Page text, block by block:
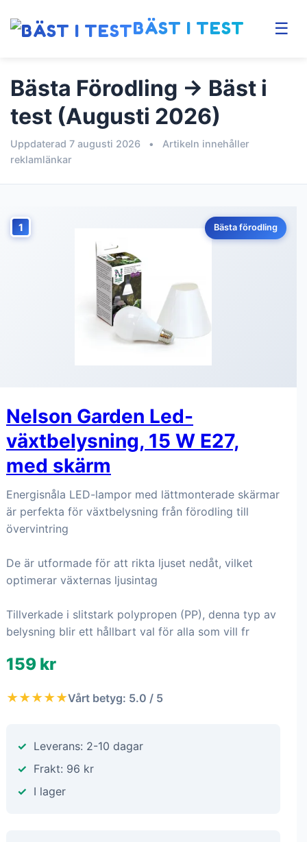
BÄST I TEST ☰
Bästa Förodling → Bäst i
test (Augusti 2026)
Uppdaterad 7 augusti 2026 •
Artikeln innehåller
reklamlänkar
1 Bästa förodling
Nelson Garden Led-
växtbelysning, 15 W E27,
med skärm
Energisnåla LED-lampor med lättmonterade skärmar
är perfekta för växtbelysning från förodling till
övervintring
De är utformade för att rikta ljuset nedåt, vilket
optimerar växternas ljusintag
Tillverkade i slitstark polypropen (PP), denna typ av
belysning blir ett hållbart val för alla som vill fr
159 kr
★★★★★Vårt betyg: 5.0 / 5
Leverans: 2-10 dagar
Frakt: 96 kr
I lager